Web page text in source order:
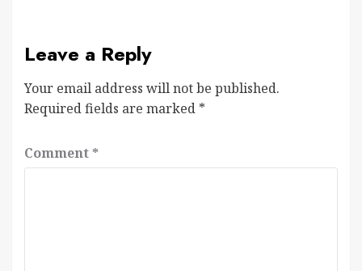
Leave a Reply
Your email address will not be published.
Required fields are marked *
Comment *